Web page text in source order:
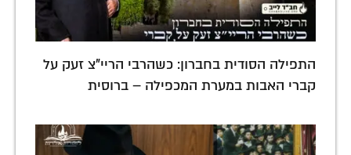
התפילה הסודית בחברון: כשהרבי הריי"צ זעק על
קברי האבות במערת המכפילה – ברוסית